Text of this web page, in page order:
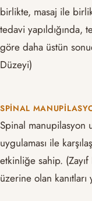
birlikte, masaj ile
tedavi yapıldığında,
göre daha üstün
Düzeyi)
SPINAL
Spinal manupilasyon
uygulaması ile
etkinliğe sahip.
üzerine olan